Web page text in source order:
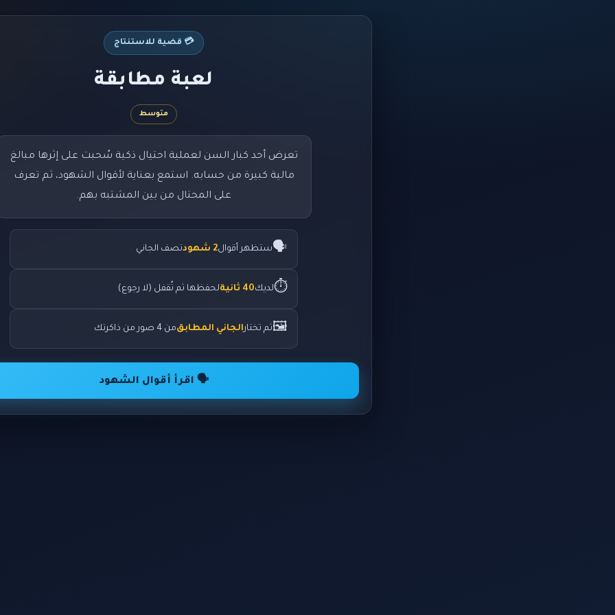
💳 قضية للاستنتاج
لعبة مطابقة
متوسط
تعرض أحد كبار السن لعملية احتيال ذكية سُحبت على إثرها مبالغ
مالية كبيرة من حسابه. استمع بعناية لأقوال الشهود، ثم تعرف
على المحتال من بين المشتبه بهم.
🗣️ستظهر أقوال2 شهود تصف الجاني
⏱️لديك40 ثانية لحفظها ثم تُقفل (لا رجوع)
🖼️ثم تختارالجاني المطابقمن 4 صور من ذاكرتك
🗣️ اقرأ أقوال الشهود